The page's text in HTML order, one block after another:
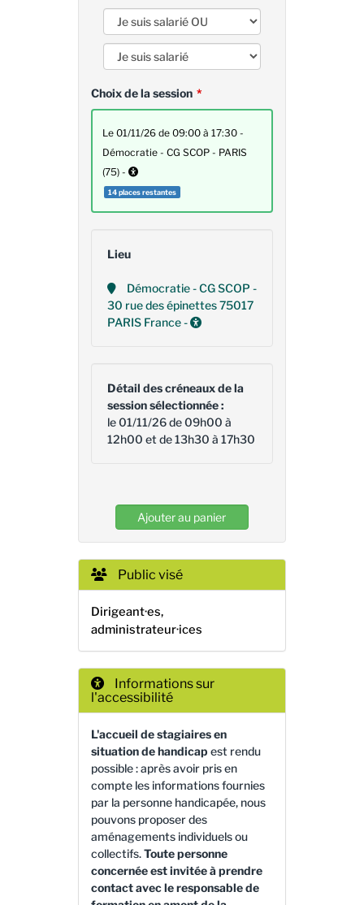
Choix de la session
le 01/11/26 de 09:00 à 17:30 -
Démocratie - CG SCOP - PARIS
(75) -
14 places restantes
Lieu
30 rue des épinettes 75017
PARIS France -
Détail des créneaux de la
session sélectionnée :
le 01/11/26 de 09h00 à
12h00 et de 13h30 à 17h30
Ajouter au panier
Public visé
Dirigeant·es,
administrateur·ices
Informations sur
l'accessibilité
L'accueil de stagiaires en
situation de handicap est rendu
possible : après avoir pris en
compte les informations fournies
par la personne handicapée, nous
pouvons proposer des
aménagements individuels ou
collectifs.Toute personne
concernée est invitée à prendre
contact avec le responsable de